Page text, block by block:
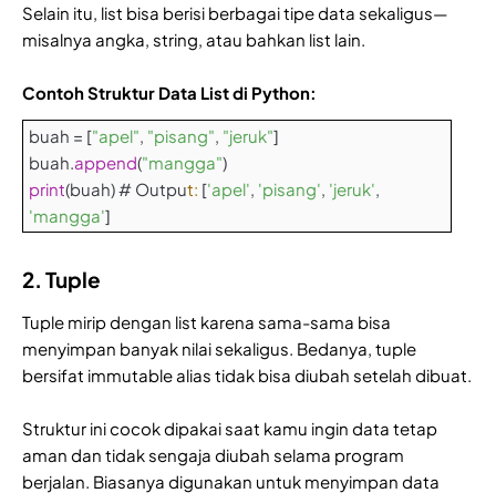
Selain itu, list bisa berisi berbagai tipe data sekaligus—
misalnya angka, string, atau bahkan list lain.
Contoh Struktur Data List di Python:
buah = ["apel" "pisang" "jeruk"]
buah. append("mangga")
print(buah) # Output: ['apel' 'pisang' 'jeruk'
'mangga']
2. Tuple
Tuple mirip dengan list karena sama-sama bisa
menyimpan banyak nilai sekaligus. Bedanya, tuple
bersifat immutable alias tidak bisa diubah setelah dibuat.
Struktur ini cocok dipakai saat kamu ingin data tetap
aman dan tidak sengaja diubah selama program
berjalan. Biasanya digunakan untuk menyimpan data